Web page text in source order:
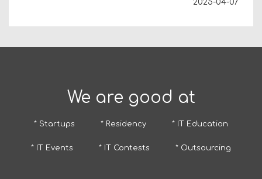
2025-04-07
We are good at
* Startups * Residency * IT Education
* IT Events * IT Contests * Outsourcing